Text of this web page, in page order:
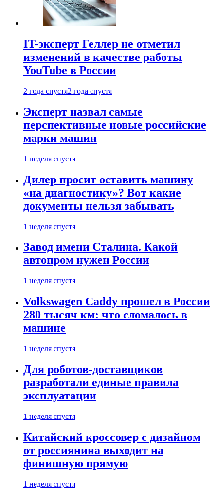
IT-эксперт Геллер не отметил
изменений в качестве работы
YouTube в России
2 года спустя2 года спустя
Эксперт назвал самые
перспективные новые российские
марки машин
1 неделя спустя
Дилер просит оставить машину
«на диагностику»? Вот какие
документы нельзя забывать
1 неделя спустя
Завод имени Сталина. Какой
автопром нужен России
1 неделя спустя
Volkswagen Caddy прошел в России
280 тысяч км: что сломалось в
машине
1 неделя спустя
Для роботов-доставщиков
разработали единые правила
эксплуатации
1 неделя спустя
Китайский кроссовер с дизайном
от россиянина выходит на
финишную прямую
1 неделя спустя